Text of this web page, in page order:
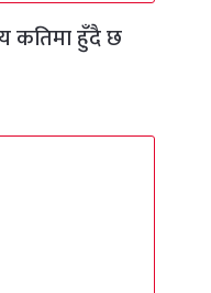
कतिमा हुँदै छ